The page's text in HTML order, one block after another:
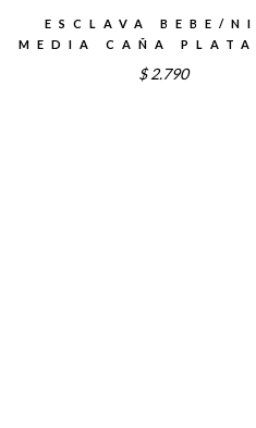
ESCLAVA BEBE/
MEDIA CAÑA
$ 2.790